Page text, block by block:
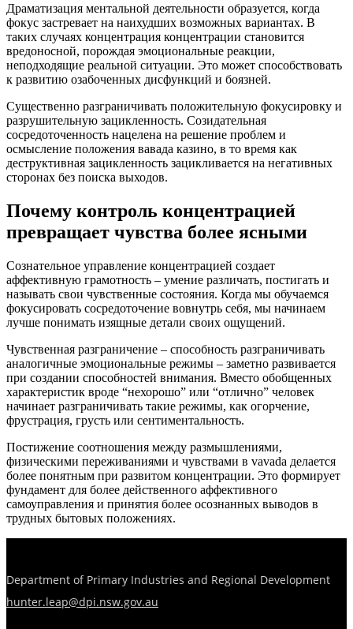
Драматизация ментальной деятельности образуется, когда
фокус застревает на наихудших возможных вариантах. В
таких случаях концентрация концентрации становится
вредоносной, порождая эмоциональные реакции,
неподходящие реальной ситуации. Это может способствовать
к развитию озабоченных дисфункций и боязней.
Существенно разграничивать положительную фокусировку и
разрушительную зацикленность. Созидательная
сосредоточенность нацелена на решение проблем и
осмысление положения вавада казино, в то время как
деструктивная зацикленность зацикливается на негативных
сторонах без поиска выходов.
Почему контроль концентрацией
превращает чувства более ясными
Сознательное управление концентрацией создает
аффективную грамотность – умение различать, постигать и
называть свои чувственные состояния. Когда мы обучаемся
фокусировать сосредоточение вовнутрь себя, мы начинаем
лучше понимать изящные детали своих ощущений.
Чувственная разграничение – способность разграничивать
аналогичные эмоциональные режимы – заметно развивается
при создании способностей внимания. Вместо обобщенных
характеристик вроде “нехорошо” или “отлично” человек
начинает разграничивать такие режимы, как огорчение,
фрустрация, грусть или сентиментальность.
Постижение соотношения между размышлениями,
физическими переживаниями и чувствами в vavada делается
более понятным при развитом концентрации. Это формирует
фундамент для более действенного аффективного
самоуправления и принятия более осознанных выводов в
трудных бытовых положениях.
Department of Primary Industries and Regional Development
hunter.leap@dpi.nsw.gov.au